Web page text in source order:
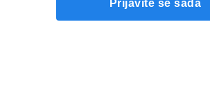
Prijavite se sada